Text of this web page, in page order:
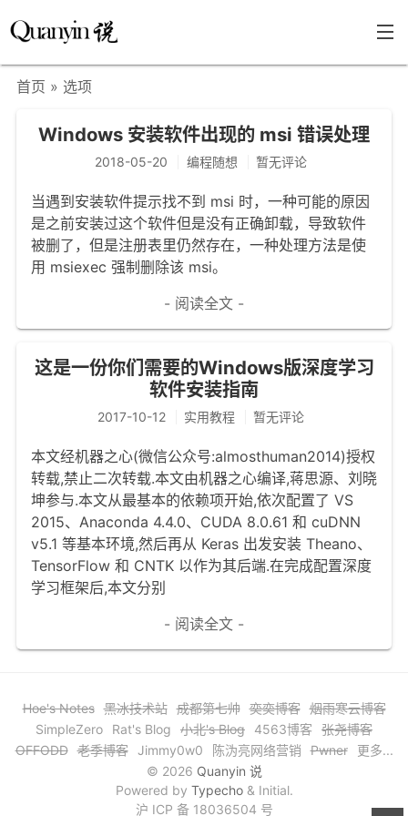
文章分类
学海泛舟
精华荟萃
关于
只言片语
谷歌站内搜索
留言板
友情链接
赞赏与支持
首页 » 选项
Windows 安装软件出现的 msi 错误处理
2018-05-20 编程随想 暂无评论
当遇到安装软件提示找不到 msi 时，一种可能的原因
是之前安装过这个软件但是没有正确卸载，导致软件
被删了，但是注册表里仍然存在，一种处理方法是使
用 msiexec 强制删除该 msi。
- 阅读全文 -
这是一份你们需要的Windows版深度学习
软件安装指南
2017-10-12 实用教程 暂无评论
本文经机器之心(微信公众号:almosthuman2014)授权
转载,禁止二次转载.本文由机器之心编译,蒋思源、刘晓
坤参与.本文从最基本的依赖项开始,依次配置了 VS
2015、Anaconda 4.4.0、CUDA 8.0.61 和 cuDNN
v5.1 等基本环境,然后再从 Keras 出发安装 Theano、
TensorFlow 和 CNTK 以作为其后端.在完成配置深度
学习框架后,本文分别
- 阅读全文 -
Hoe's Notes 黑冰技术站 成都第七帅 奕奕博客 烟雨寒云博客
SimpleZero
Rat's Blog 小北's Blog 4563博客
张尧博客
OFFODD 老季博客 Jimmy0w0 陈沩亮网络营销 Pwner
更多...
© 2026 Quanyin 说
Powered by Typecho& Initial.
沪 ICP 备 18036504 号